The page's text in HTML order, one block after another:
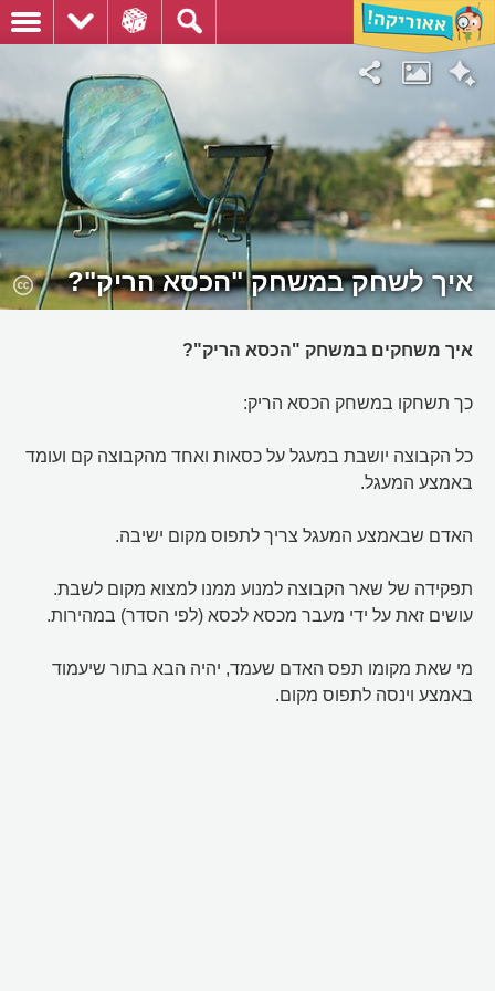
איך לשחק במשחק "הכסא הריק"?
איך משחקים במשחק "הכסא הריק"?
כך תשחקו במשחק הכסא הריק:
כל הקבוצה יושבת במעגל על כסאות ואחד מהקבוצה קם ועומד
באמצע המעגל.
האדם שבאמצע המעגל צריך לתפוס מקום ישיבה.
תפקידה של שאר הקבוצה למנוע ממנו למצוא מקום לשבת.
עושים זאת על ידי מעבר מכסא לכסא (לפי הסדר) במהירות.
מי שאת מקומו תפס האדם שעמד, יהיה הבא בתור שיעמוד
באמצע וינסה לתפוס מקום.